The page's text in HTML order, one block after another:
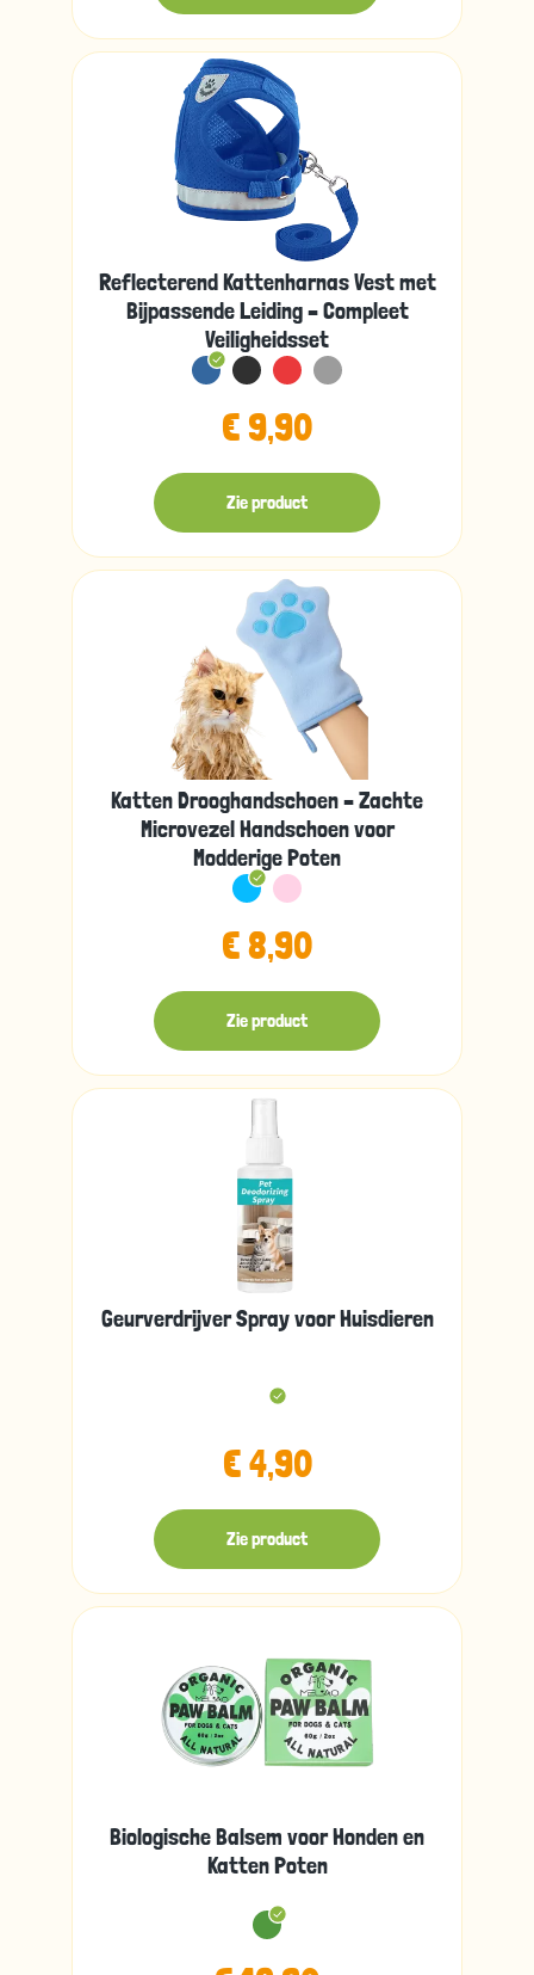
Reflecterend Kattenharnas Vest met
Bijpassende Leiding – Compleet
Veiligheidsset
€ 9,90
Zie product
Katten Drooghandschoen – Zachte
Microvezel Handschoen voor
Modderige Poten
€ 8,90
Zie product
Geurverdrijver Spray voor Huisdieren
€ 4,90
Zie product
Biologische Balsem voor Honden en
Katten Poten